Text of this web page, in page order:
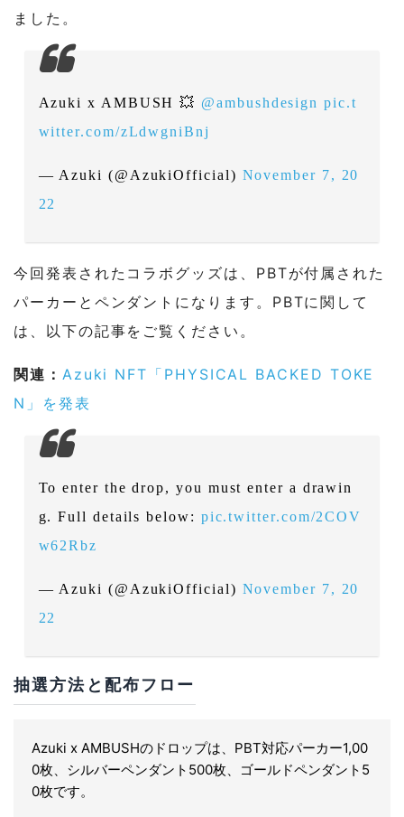
ました。
Azuki x AMBUSH 💥 @ambushdesign pic.t
witter.com/zLdwgniBnj
— Azuki (@AzukiOfficial) November 7, 20
22
今回発表されたコラボグッズは、PBTが付属された
パーカーとペンダントになります。PBTに関して
は、以下の記事をご覧ください。
関連： Azuki NFT「PHYSICAL BACKED TOKE
N」を発表
To enter the drop, you must enter a drawin
g. Full details below: pic.twitter.com/2COV
w62Rbz
— Azuki (@AzukiOfficial) November 7, 20
22
抽選方法と配布フロー
Azuki x AMBUSHのドロップは、PBT対応パーカー1,00
0枚、シルバーペンダント500枚、ゴールドペンダント5
0枚です。